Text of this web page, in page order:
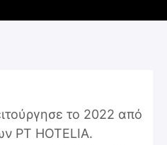
το 2022 από
PT HOTELIA.